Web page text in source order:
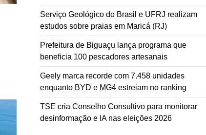
Serviço Geológico do Brasil e UFRJ realizam
estudos sobre praias em Maricá (RJ)
Prefeitura de Biguaçu lança programa que
beneficia 100 pescadores artesanais
Geely marca recorde com 7.458 unidades
enquanto BYD e MG4 estreiam no ranking
TSE cria Conselho Consultivo para monitorar
desinformação e IA nas eleições 2026